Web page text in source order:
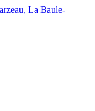
La Baule-